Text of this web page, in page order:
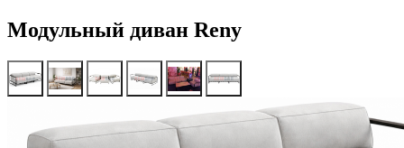
Модульный диван Reny